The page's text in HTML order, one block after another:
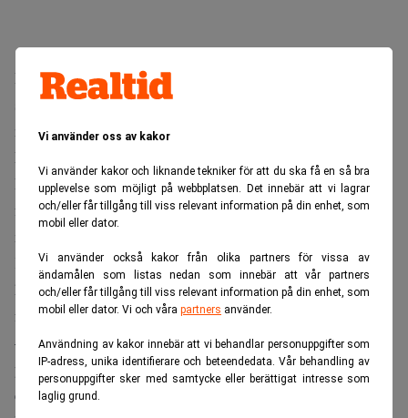
Vi använder oss av kakor
Vi använder kakor och liknande tekniker för att du ska få en så bra
upplevelse som möjligt på webbplatsen. Det innebär att vi lagrar
och/eller får tillgång till viss relevant information på din enhet, som
mobil eller dator.
Vi använder också kakor från olika partners för vissa av
ändamålen som listas nedan som innebär att vår partners
och/eller får tillgång till viss relevant information på din enhet, som
mobil eller dator. Vi och våra partners använder.
Användning av kakor innebär att vi behandlar personuppgifter som
IP-adress, unika identifierare och beteendedata. Vår behandling av
personuppgifter sker med samtycke eller berättigat intresse som
laglig grund.
I måndags köpte Rutger Arnhult, största ägare och
styrelseordförande i Castellum, aktier i bolaget för 60,5
miljoner kronor genom ägarbolaget M2 Asset
Management.
Det var andra köpet på knappt en vecka. Den 8 september
förvärvade Arnhult Castellum-aktier för totalt 57,1
miljoner kronor.
Köpen sker samtidigt som Castellum-aktien fortfarande
handlas några procent lägre jämfört med kursen precis
före raset i februari och mars 2020.
– Castellum värderas ännu under sina nivåer innan Covid-
pandemin trots en i det närmaste opåverkad lönsamhet och
en fortsatt positiv värdetillväxt i fastighetsportföljen.